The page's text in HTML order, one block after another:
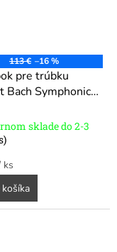
113 € –16 %
pre trúbku
Bach Symphonic
sklade do 2-3
ks